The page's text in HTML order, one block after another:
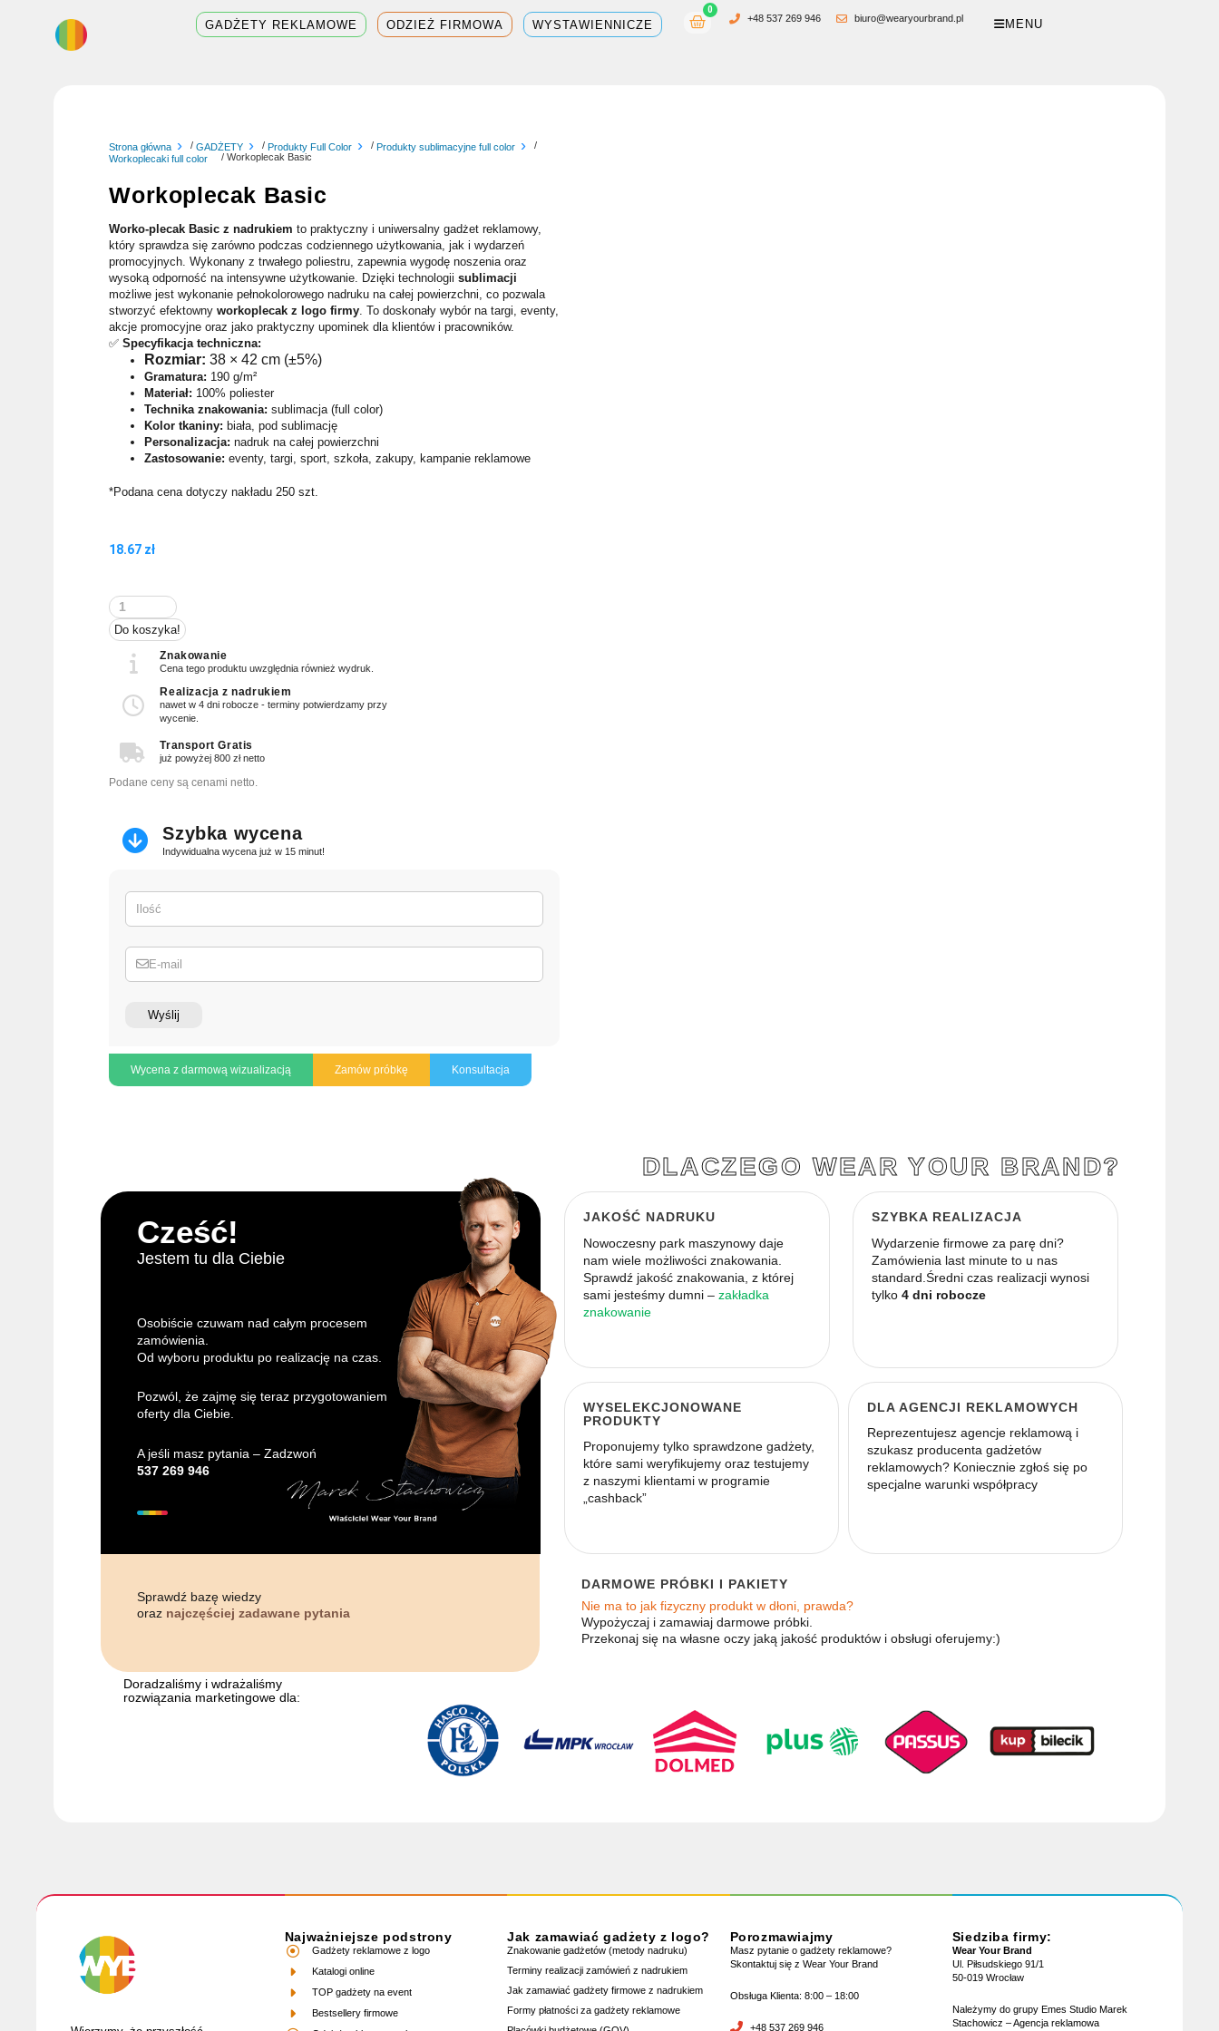
GADŻETY REKLAMOWE ODZIEŻ FIRMOWA WYSTAWIENNICZE
0
Wózek+48 537 269 946 biuro@wearyourbrand.pl MENU
Strona główna /GADŻETY /Produkty Full Color /Produkty sublimacyjne full color
/
Workoplecaki full color
/ Workoplecak Basic
Workoplecak Basic
Worko-plecak Basic z nadrukiem to praktyczny i uniwersalny gadżet reklamowy,
który sprawdza się zarówno podczas codziennego użytkowania, jak i wydarzeń
promocyjnych. Wykonany z trwałego poliestru, zapewnia wygodę noszenia oraz
wysoką odporność na intensywne użytkowanie. Dzięki technologiisublimacji
możliwe jest wykonanie pełnokolorowego nadruku na całej powierzchni, co pozwala
stworzyć efektownyworkoplecak z logo firmy . To doskonały wybór na targi, eventy,
akcje promocyjne oraz jako praktyczny upominek dla klientów i pracowników.
✅Specyfikacja techniczna:
Rozmiar: 38 × 42 cm (±5%)
Gramatura: 190 g/m²
Materiał: 100% poliester
Technika znakowania: sublimacja (full color)
Kolor tkaniny: biała, pod sublimację
Personalizacja: nadruk na całej powierzchni
Zastosowanie: eventy, targi, sport, szkoła, zakupy, kampanie reklamowe
*Podana cena dotyczy nakładu 250 szt.
18.67 zł
Workoplecak
Basic
Do koszyka!
Znakowanie
Cena tego produktu uwzględnia również wydruk.
Realizacja z nadrukiem
nawet w 4 dni robocze - terminy potwierdzamy przy
wycenie.
Transport Gratis
już powyżej 800 zł netto
Podane ceny są cenami netto.
Szybka wycena
Indywidualna wycena już w 15 minut!
Ilość
E-mail
Wyślij
Wycena z darmową wizualizacją Zamów próbkę Konsultacja
DLACZEGO WEAR YOUR BRAND?
Cześć!
Jestem tu dla Ciebie
Osobiście czuwam nad całym procesem
zamówienia.
Od wyboru produktu po realizację na czas.
Pozwól, że zajmę się teraz przygotowaniem
oferty dla Ciebie.
A jeśli masz pytania – Zadzwoń
537 269 946
JAKOŚĆ NADRUKU
Nowoczesny park maszynowy daje
nam wiele możliwości znakowania.
Sprawdź jakość znakowania, z której
sami jesteśmy dumni – zakładka
znakowanie
SZYBKA REALIZACJA
Wydarzenie firmowe za parę dni?
Zamówienia last minute to u nas
standard.Średni czas realizacji wynosi
tylko 4 dni robocze
WYSELEKCJONOWANE
PRODUKTY
Proponujemy tylko sprawdzone gadżety,
które sami weryfikujemy oraz testujemy
z naszymi klientami w programie
„cashback”
DLA AGENCJI REKLAMOWYCH
Reprezentujesz agencje reklamową i
szukasz producenta gadżetów
reklamowych? Koniecznie zgłoś się po
specjalne warunki współpracy
Sprawdź bazę wiedzy
oraz najczęściej zadawane pytania
DARMOWE PRÓBKI I PAKIETY
Nie ma to jak fizyczny produkt w dłoni, prawda?
Wypożyczaj i zamawiaj darmowe próbki.
Przekonaj się na własne oczy jaką jakość produktów i obsługi oferujemy:)
Doradzaliśmy i wdrażaliśmy
rozwiązania marketingowe dla:
Najważniejsze podstrony
Gadżety reklamowe z logo
Katalogi online
TOP gadżety na event
Bestsellery firmowe
Jak zamawiać gadżety z logo?
Znakowanie gadżetów (metody nadruku)
Terminy realizacji zamówień z nadrukiem
Jak zamawiać gadżety firmowe z nadrukiem
Formy płatności za gadżety reklamowe
Porozmawiajmy
Masz pytanie o gadżety reklamowe?
Skontaktuj się z Wear Your Brand
Obsługa Klienta: 8:00 – 18:00
+48 537 269 946
Siedziba firmy:
Wear Your Brand
Ul. Piłsudskiego 91/1
50-019 Wrocław
Należymy do grupy Emes Studio Marek
Stachowicz – Agencja reklamowa